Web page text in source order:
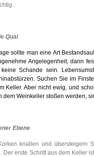
Qual
sollte man eine Art
Angelegenheit, dann
Schande sein.
Suchen Sie im
Keller. Aber nicht ewig, und
dem Weinkeller stoßen werden,
Ebene
knallen und übersteigern
Der erste Schritt aus dem Keller